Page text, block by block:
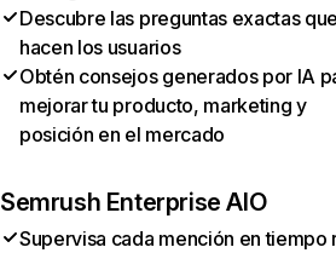
Descubre las preguntas exactas
hacen los usuarios
Obtén consejos generados por IA
mejorar tu producto, marketing y
posición en el mercado
Semrush Enterprise AIO
Supervisa cada mención en tiempo